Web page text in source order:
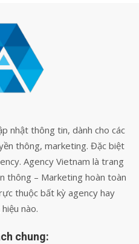
nhật thông tin, dành cho các
thông, marketing. Đặc biệt
Agency Vietnam là trang
thông – Marketing hoàn toàn
thuộc bất kỳ agency hay
nào.
chung: